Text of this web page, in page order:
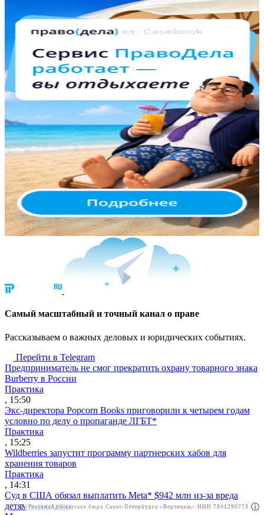
Реклама АО"Право.ру" ИНН: 7708095468
Cамый масштабный и точный канал о праве
Рассказываем о важных деловых и юридических событиях.
Перейти в Telegram
Предприниматель не смог прекратить охрану товарного знака
Burberry в России
Практика
, 15:50
Экс-директора Popcorn Books приговорили к четырем годам
условно по делу о пропаганде ЛГБТ*
Практика
, 15:25
Wildberries запустит программу партнерских хабов для
хранения товаров
Практика
, 14:31
Суд в США обязал выплатить Meta* $942 млн из-за вреда
детям в соцсетях
Реклама Адвокатское бюро Санкт-Петербурга «Вертикаль» ИНН 7841290773